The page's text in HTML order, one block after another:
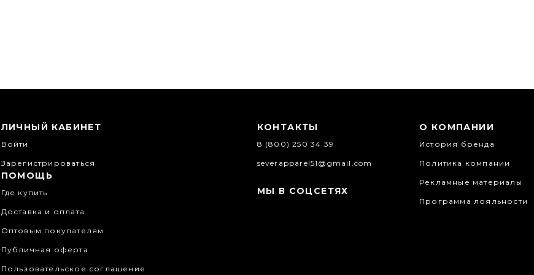
ЛИЧНЫЙ КАБИНЕТ
Войти
Зарегистрироваться
ПОМОЩЬ
Где купить
Доставка и оплата
Оптовым покупателям
Публичная оферта
Пользовательское соглашение
КОНТАКТЫ
8 (800) 250 34 39
severapparel51@gmail.com
МЫ В СОЦСЕТЯХ
О КОМПАНИИ
История бренда
Политика компании
Рекламные материалы
Программа лояльности